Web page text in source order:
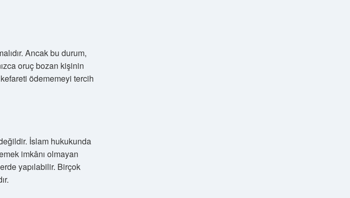
Ancak bu durum,
oruç bozan kişinin
ödememeyi tercih
İslam hukukunda
imkânı olmayan
yapılabilir. Birçok